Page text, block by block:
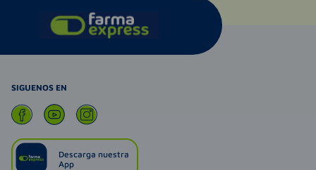
SIGUENOS EN
Descarga nuestra
App